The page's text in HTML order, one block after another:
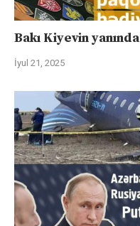
Bakı Kiyevin yanında
İyul 21, 2025